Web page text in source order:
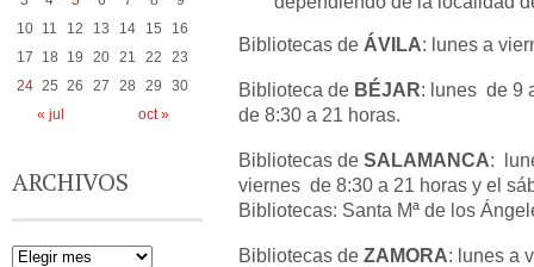
Bibliotecas de ÁVILA: lunes a
Biblioteca de BÉJAR: lunes de 9
de 8:30 a 21 horas.
Bibliotecas de SALAMANCA:
viernes de 8:30 a 21 horas y el
Bibliotecas: Santa Mª de los
Bibliotecas de ZAMORA: lunes a
« jul oct »
10
11 12 13 14 15
16
17
18 19 20 21 22
23
24 25 26 27 28 29 30
ARCHIVOS